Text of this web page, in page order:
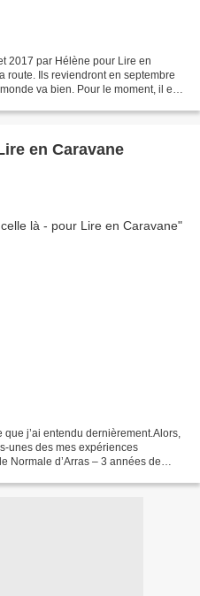
2017 par Hélène pour Lire en
route. Ils reviendront en septembre
va bien. Pour le moment, il est
en Caravane
que j’ai entendu dernièrement.Alors,
unes des mes expériences
Normale d’Arras – 3 années de